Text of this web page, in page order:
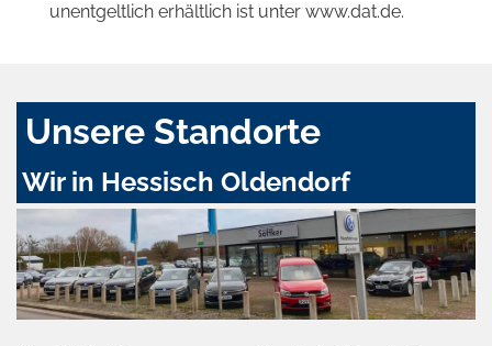
unentgeltlich erhältlich ist unter www.dat.de.
Unsere Standorte
Wir in Hessisch Oldendorf